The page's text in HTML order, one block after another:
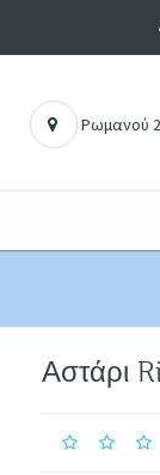
Ρωμανού
Αστάρι